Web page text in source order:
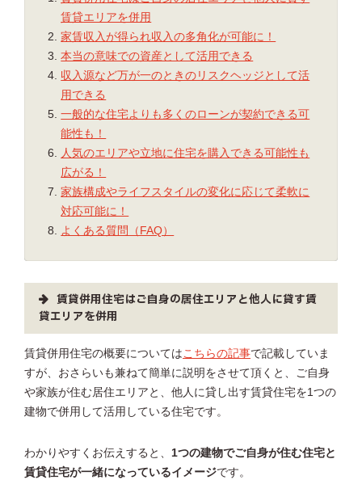
賃貸エリアを併用
家賃収入が得られ収入の多角化が可能に！
本当の意味での資産として活用できる
収入源など万が一のときのリスクヘッジとして活
用できる
一般的な住宅よりも多くのローンが契約できる可
能性も！
人気のエリアや立地に住宅を購入できる可能性も
広がる！
家族構成やライフスタイルの変化に応じて柔軟に
対応可能に！
よくある質問（FAQ）
賃貸併用住宅はご自身の居住エリアと他人に貸す賃
貸エリアを併用
賃貸併用住宅の概要についてはこちらの記事で記載していま
すが、おさらいも兼ねて簡単に説明をさせて頂くと、ご自身
や家族が住む居住エリアと、他人に貸し出す賃貸住宅を1つの
建物で併用して活用している住宅です。
わかりやすくお伝えすると、 1つの建物でご自身が住む住宅と
賃貸住宅が一緒になっているイメージです。